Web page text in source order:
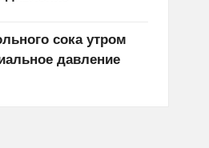
сока утром
давление